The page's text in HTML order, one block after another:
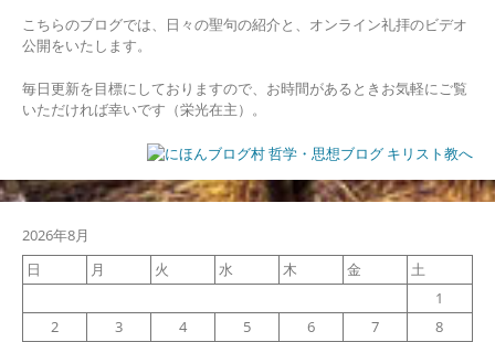
こちらのブログでは、日々の聖句の紹介と、オンライン礼拝のビデオ
公開をいたします。
毎日更新を目標にしておりますので、お時間があるときお気軽にご覧
いただければ幸いです（栄光在主）。
2026年8月
日
月 火 水 木 金
土
1
2
3 4 5 6 7
8